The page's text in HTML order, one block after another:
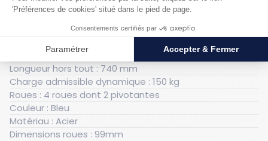
Générales
Largeur hors tout : 485 mm
Longueur hors tout : 740 mm
Charge admissible dynamique : 150 kg
Roues : 4 roues dont 2 pivotantes
Couleur : Bleu
Matériau : Acier
Dimensions roues : 99mm